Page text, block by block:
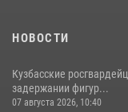
НОВОСТИ
Кузбасские
задержании фигур...
07 августа 2026, 10:40